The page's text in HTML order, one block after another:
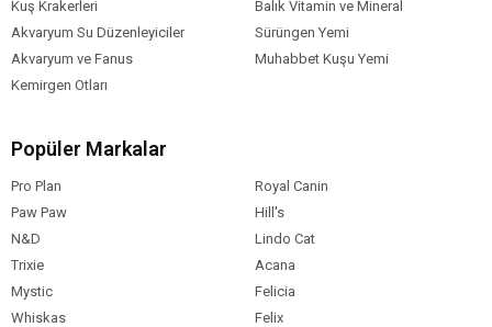
Maya
Kedi Yaş Aralığı
Tahıl Oranı
Kedi Özel
Gereksinim
Bağışıklık Sistemi Gelişimi
Tatlarına Uygun
Dengeli Beslenme
Sindirim Hassasiyeti
Evde Beslenen
Seçici Damak Tadı Tüy ve Deri Sağlığı
Kedi Maması
İçerik
Kuş Krakerleri
Balık Vitamin ve Mineral
Akvaryum Su Düzenleyiciler
Sürüngen Yemi
Akvaryum ve Fanus
Muhabbet Kuşu Yemi
Kemirgen Otları
Popüler Markalar
Pro Plan
Royal Canin
Paw Paw
Hill's
N&D
Lindo Cat
Trixie
Acana
Mystic
Felicia
Whiskas
Felix